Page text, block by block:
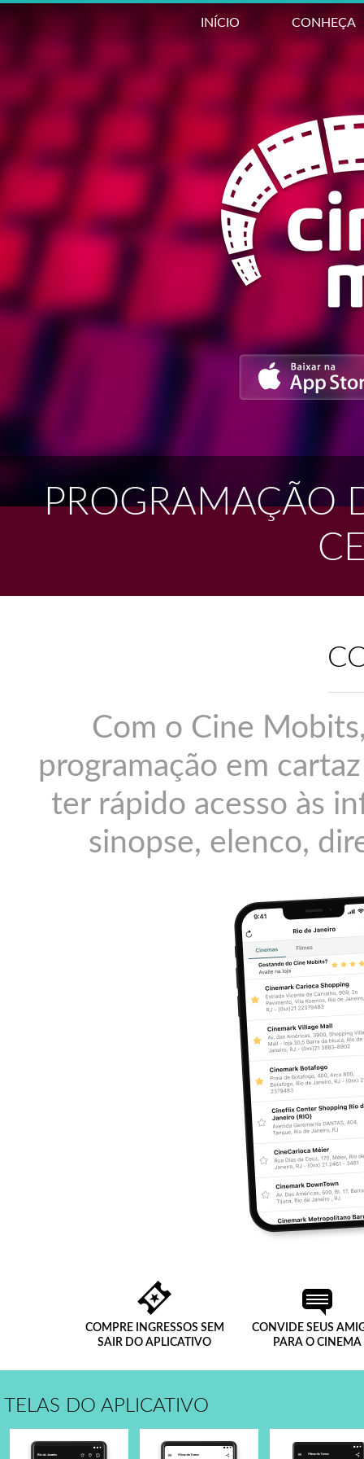
PROGRAMAÇÃO
INÍCIO CONHEÇA
Com o Cine
programação em
ter rápido acesso às
sinopse, elenco,
COMPRE INGRESSOS SEM
SAIR DO APLICATIVO
CONVIDE SEUS
PARA O CINEMA
TELAS DO APLICATIVO